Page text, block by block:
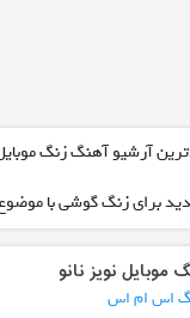
آرشیو آهنگ زنگ
برای زنگ گوشی با
موبایل نویز نانو
اس ام اس